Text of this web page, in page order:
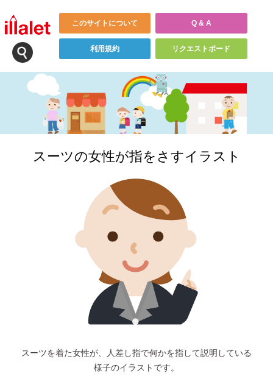
このサイトについて Q & A
利用規約 リクエストボード
スーツの女性が指をさすイラスト
スーツを着た女性が、人差し指で何かを指して説明している
様子のイラストです。